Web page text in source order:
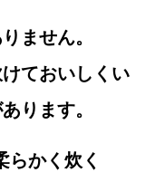
ません。
ておいしくい
ります。
らかく炊く